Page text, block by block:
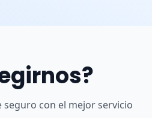
con el mejor servicio